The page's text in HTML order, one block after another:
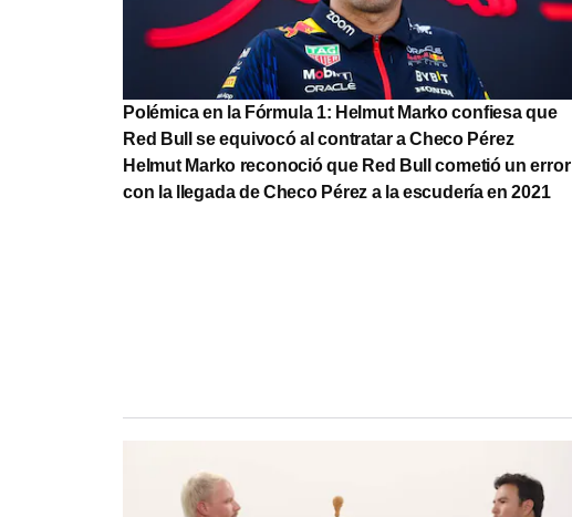
Polémica en la Fórmula 1: Helmut Marko confiesa que
Red Bull se equivocó al contratar a Checo Pérez
Helmut Marko reconoció que Red Bull cometió un error
con la llegada de Checo Pérez a la escudería en 2021